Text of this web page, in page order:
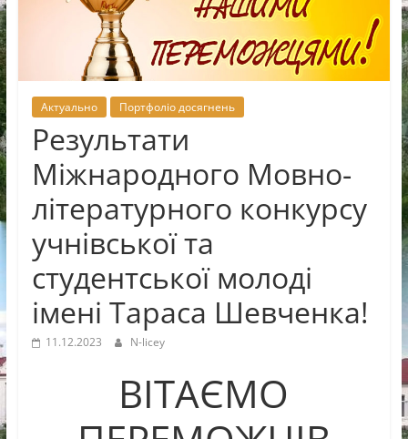
Новоселицької
Актуально Портфоліо досягнень
Результати
Міжнародного Мовно-
літературного конкурсу
учнівської та
студентської молоді
імені Тараса Шевченка!
11.12.2023 N-licey
ВІТАЄМО